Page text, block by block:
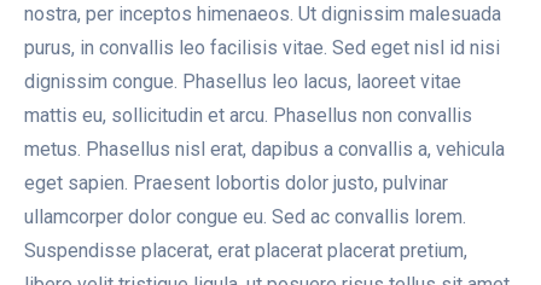
nostra, per inceptos himenaeos. Ut dignissim malesuada
purus, in convallis leo facilisis vitae. Sed eget nisl id nisi
dignissim congue. Phasellus leo lacus, laoreet vitae
mattis eu, sollicitudin et arcu. Phasellus non convallis
metus. Phasellus nisl erat, dapibus a convallis a, vehicula
eget sapien. Praesent lobortis dolor justo, pulvinar
ullamcorper dolor congue eu. Sed ac convallis lorem.
Suspendisse placerat, erat placerat placerat pretium,